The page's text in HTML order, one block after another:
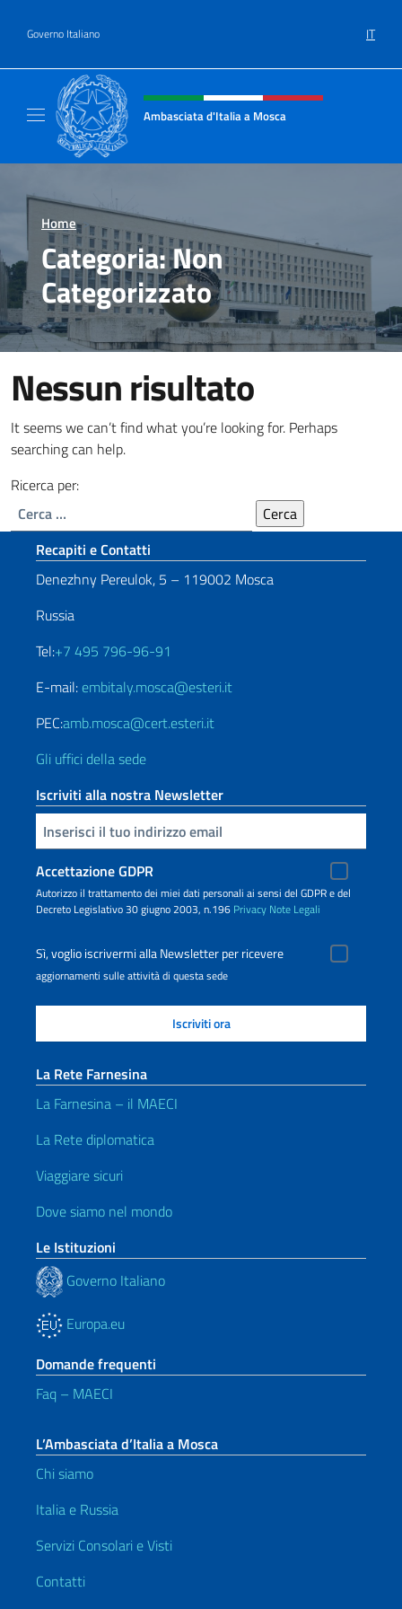
Governo Italiano IT
Intestazione sito, social e menù
Ambasciata d'Italia a Mosca
Home >
Categoria:Non
Categorizzato
Nessun risultato
It seems we can’t find what you’re looking for. Perhaps
searching can help.
Ricerca per:
Sezione footer
Recapiti e Contatti
Denezhny Pereulok, 5 – 119002 Mosca
Russia
Tel:+7 495 796-96-91
E-mail: embitaly.mosca@esteri.it
PEC:amb.mosca@cert.esteri.it
Gli uffici della sede
Iscriviti alla nostra Newsletter
Inserisci la tua email
Accettazione GDPR
Autorizzo il trattamento dei miei dati personali ai sensi del GDPR e del
Decreto Legislativo 30 giugno 2003, n.196 Privacy Note Legali
Sì, voglio iscrivermi alla Newsletter per ricevere
aggiornamenti sulle attività di questa sede
La Rete Farnesina
La Farnesina – il MAECI
La Rete diplomatica
Viaggiare sicuri
Dove siamo nel mondo
Le Istituzioni
Governo Italiano
Europa.eu
Domande frequenti
Faq – MAECI
L’Ambasciata d’Italia a Mosca
Chi siamo
Italia e Russia
Servizi Consolari e Visti
Contatti